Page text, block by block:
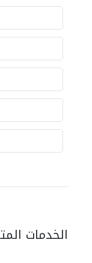
الخدمات